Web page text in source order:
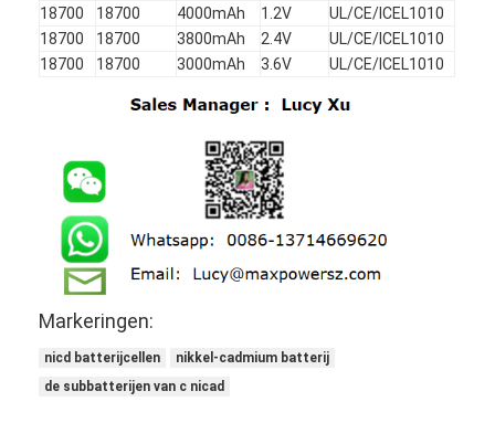
Lithium ion accu 's
De Batterij van Li Mno2
De Batterij van Li Socl2
Primaire Lithiumbatterij
hybride autobatterij
18700
18700 4000mAh 1.2V
UL/CE/ICEL1010
18700
18700 3800mAh 2.4V
UL/CE/ICEL1010
18700
18700 3000mAh 3.6V UL/CE/ICEL1010
Markeringen:
nicd batterijcellen
nikkel-cadmium batterij
de subbatterijen van c nicad